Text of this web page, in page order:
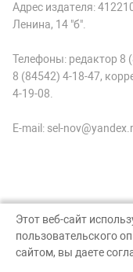
Адрес издателя:
Ленина, 14 "б".
Телефоны: редактор 8
8 (84542) 4-18-47,
4-19-08.
E-mail: sel-
© Аркадак, 2026
Создание сайта —
Этот веб-сайт
пользовательского
сайтом, вы даете